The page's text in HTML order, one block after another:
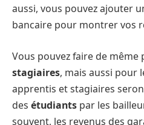
aussi, vous pouvez ajouter
bancaire pour montrer vos
Vous pouvez faire de même
stagiaires, mais aussi pour
apprentis et stagiaires
des étudiants par les
souvent, les revenus des